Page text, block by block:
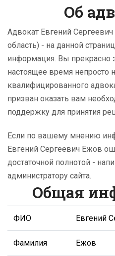
Об
Адвокат Евгений
область) - на данной
информация. Вы прекрасно
настоящее время непросто
квалифицированного
призван оказать вам
поддержку для принятия
Если по вашему мнению
Евгений Сергеевич Ежов
достаточной полнотой -
администратору сайта.
Общая
ФИО Евгений
Фамилия Ежов